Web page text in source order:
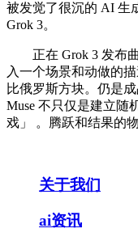
被发觉了很沉的 AI 生
Grok 3。
正在 Grok 3 发布曲
入一个场景和动做的
比俄罗斯方块。仍是
Muse 不只仅是建立随
戏」 。腾跃和结果的
关于我们
ai资讯